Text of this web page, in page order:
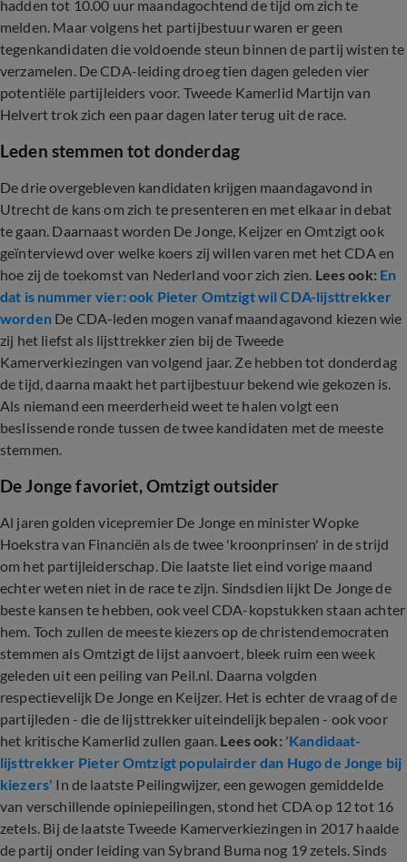
hadden tot 10.00 uur maandagochtend de tijd om zich te
melden. Maar volgens het partijbestuur waren er geen
tegenkandidaten die voldoende steun binnen de partij wisten te
verzamelen. De CDA-leiding droeg tien dagen geleden vier
potentiële partijleiders voor. Tweede Kamerlid Martijn van
Helvert trok zich een paar dagen later terug uit de race.
Leden stemmen tot donderdag
De drie overgebleven kandidaten krijgen maandagavond in
Utrecht de kans om zich te presenteren en met elkaar in debat
te gaan. Daarnaast worden De Jonge, Keijzer en Omtzigt ook
geïnterviewd over welke koers zij willen varen met het CDA en
hoe zij de toekomst van Nederland voor zich zien. Lees ook: En
dat is nummer vier: ook Pieter Omtzigt wil CDA-lijsttrekker
wordenDe CDA-leden mogen vanaf maandagavond kiezen wie
zij het liefst als lijsttrekker zien bij de Tweede
Kamerverkiezingen van volgend jaar. Ze hebben tot donderdag
de tijd, daarna maakt het partijbestuur bekend wie gekozen is.
Als niemand een meerderheid weet te halen volgt een
beslissende ronde tussen de twee kandidaten met de meeste
stemmen.
De Jonge favoriet, Omtzigt outsider
Al jaren golden vicepremier De Jonge en minister Wopke
Hoekstra van Financiën als de twee 'kroonprinsen' in de strijd
om het partijleiderschap. Die laatste liet eind vorige maand
echter weten niet in de race te zijn. Sindsdien lijkt De Jonge de
beste kansen te hebben, ook veel CDA-kopstukken staan achter
hem. Toch zullen de meeste kiezers op de christendemocraten
stemmen als Omtzigt de lijst aanvoert, bleek ruim een week
geleden uit een peiling van Peil.nl. Daarna volgden
respectievelijk De Jonge en Keijzer. Het is echter de vraag of de
partijleden - die de lijsttrekker uiteindelijk bepalen - ook voor
het kritische Kamerlid zullen gaan. Lees ook: 'Kandidaat-
lijsttrekker Pieter Omtzigt populairder dan Hugo de Jonge bij
kiezers' In de laatste Peilingwijzer, een gewogen gemiddelde
van verschillende opiniepeilingen, stond het CDA op 12 tot 16
zetels. Bij de laatste Tweede Kamerverkiezingen in 2017 haalde
de partij onder leiding van Sybrand Buma nog 19 zetels. Sinds